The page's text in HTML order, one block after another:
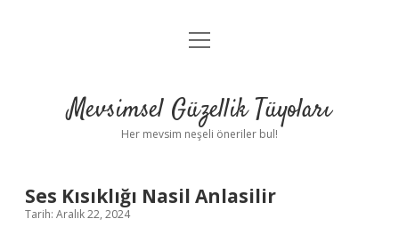
Anasayfa
Yasal Uyarı
menüyü
Mevsimsel Güzellik Tüyoları
Her mevsim neşeli öneriler bul!
Ses Kısıklığı Nasil Anlasilir
Tarih: Aralık 22, 2024